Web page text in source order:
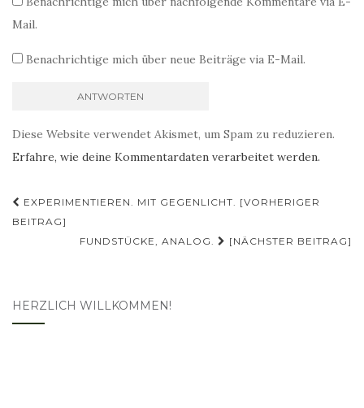
Mail.
Benachrichtige mich über neue Beiträge via E-Mail.
Diese Website verwendet Akismet, um Spam zu reduzieren.
Erfahre, wie deine Kommentardaten verarbeitet werden.
Beitragsnavigation
EXPERIMENTIEREN. MIT GEGENLICHT. [VORHERIGER
BEITRAG]
FUNDSTÜCKE, ANALOG.
[NÄCHSTER BEITRAG]
HERZLICH WILLKOMMEN!